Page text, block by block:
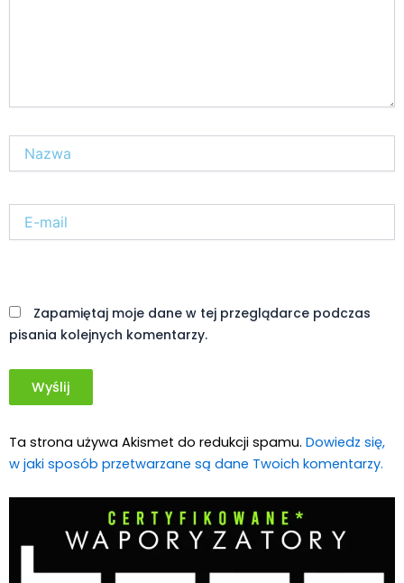
Nazwa*
mail*
Zapamiętaj moje dane w tej przeglądarce podczas
pisania kolejnych komentarzy.
Ta strona używa Akismet do redukcji spamu. Dowiedz się,
w jaki sposób przetwarzane są dane Twoich komentarzy.